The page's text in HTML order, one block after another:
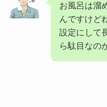
お風呂は溜
んですけど
設定にして
ら駄目なの